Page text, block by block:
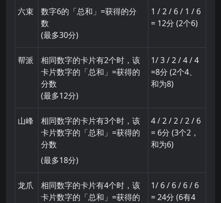
六束
数字6的「总和」=获得的分
数
(最多30分)
1 / 2 / 6 / 1 / 6
= 12分 (2个6)
帮派
相同数字的卡片有2个时，该
卡片数字的「总和」=获得的
分数
(最多12分)
1/ 3 / 2 / 4 / 4
=8分 (2个4、
和为8)
山峰
相同数字的卡片有3个时，该
卡片数字的「总和」=获得的
分数
(最多18分)
4 / 2 / 2 / 2 / 6
= 6分 (3个2，
和为6)
龙爪
相同数字的卡片有4个时，该
卡片数字的「总和」=获得的
1/ 6 / 6 / 6 / 6
= 24分 (6有4